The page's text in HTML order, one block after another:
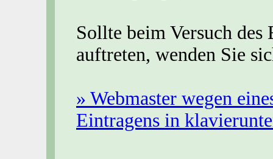
Sollte beim Versuch
auftreten, wenden Sie
» Webmaster wegen
Eintragens in